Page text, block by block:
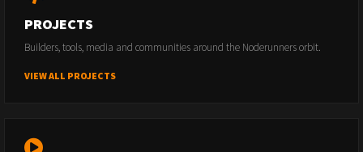
PROJECTS
Builders, tools, media and communities around the Noderunners orbit.
VIEW ALL PROJECTS